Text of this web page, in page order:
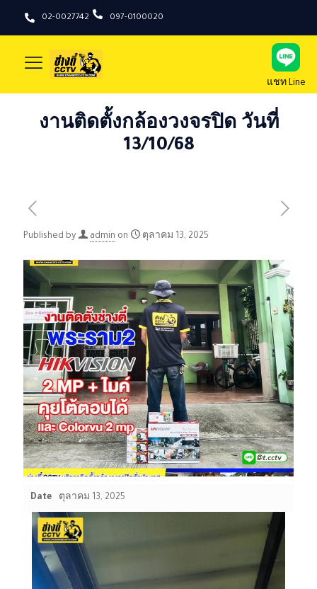
02-0027742 097-0100020
แชท Line
งานติดตั้งกล้องวงจรปิด วันที่
13/10/68
Published by admin on ตุลาคม 13, 2025
Date ตุลาคม 13, 2025